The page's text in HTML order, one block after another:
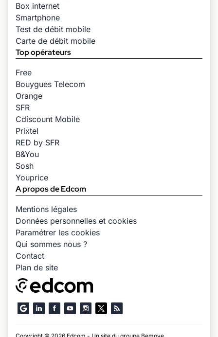
Box internet
Smartphone
Test de débit mobile
Carte de débit mobile
Top opérateurs
Free
Bouygues Telecom
Orange
SFR
Cdiscount Mobile
Prixtel
RED by SFR
B&You
Sosh
Youprice
A propos de Edcom
Mentions légales
Données personnelles et cookies
Paramétrer les cookies
Qui sommes nous ?
Contact
Plan de site